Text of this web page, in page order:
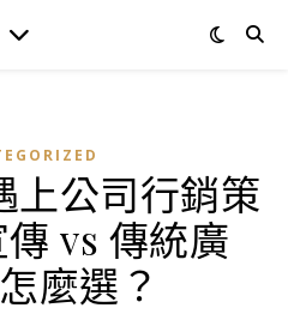
上公司行銷策
vs 傳統廣
麼選？